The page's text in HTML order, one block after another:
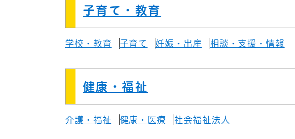
子育て・教育
学校・教育 子育て 妊娠・出産 相談・支援・情報
健康・福祉
介護・福祉 健康・医療 社会福祉法人